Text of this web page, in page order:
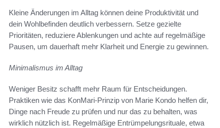
Kleine Änderungen im Alltag können deine Produktivität und
dein Wohlbefinden deutlich verbessern. Setze gezielte
Prioritäten, reduziere Ablenkungen und achte auf regelmäßige
Pausen, um dauerhaft mehr Klarheit und Energie zu gewinnen.
Minimalismus im Alltag
Weniger Besitz schafft mehr Raum für Entscheidungen.
Praktiken wie das KonMari-Prinzip von Marie Kondo helfen dir,
Dinge nach Freude zu prüfen und nur das zu behalten, was
wirklich nützlich ist. Regelmäßige Entrümpelungsrituale, etwa